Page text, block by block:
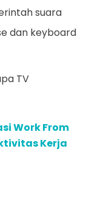
suara
dan keyboard
TV
Work From
Kerja